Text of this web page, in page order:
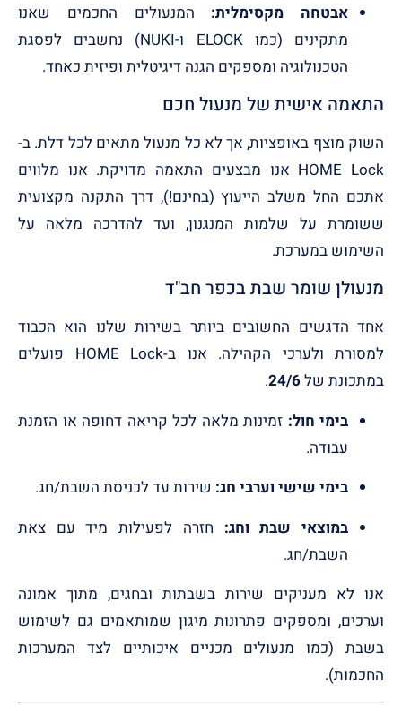
אבטחה מקסימלית: המנעולים החכמים שאנו
מתקינים (כמו ELOCK ו-NUKI) נחשבים לפסגת
הטכנולוגיה ומספקים הגנה דיגיטלית ופיזית כאחד.
התאמה אישית של מנעול חכם
השוק מוצף באופציות, אך לא כל מנעול מתאים לכל דלת. ב-
HOME Lock אנו מבצעים התאמה מדויקת. אנו מלווים
אתכם החל משלב הייעוץ (בחינם!), דרך התקנה מקצועית
ששומרת על שלמות המנגנון, ועד להדרכה מלאה על
השימוש במערכת.
מנעולן שומר שבת בכפר חב"ד
אחד הדגשים החשובים ביותר בשירות שלנו הוא הכבוד
למסורת ולערכי הקהילה. אנו ב-HOME Lock פועלים
במתכונת של24/6
.
בימי חול: זמינות מלאה לכל קריאה דחופה או הזמנת
עבודה.
בימי שישי וערבי חג: שירות עד לכניסת השבת/חג.
במוצאי שבת וחג: חזרה לפעילות מיד עם צאת
השבת/חג.
אנו לא מעניקים שירות בשבתות ובחגים, מתוך אמונה
וערכים, ומספקים פתרונות מיגון שמותאמים גם לשימוש
בשבת (כמו מנעולים מכניים איכותיים לצד המערכות
החכמות).